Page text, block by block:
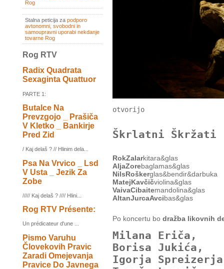
Rog
Stalna peticija za podporo
avtonomni, svobodni in
samoupravni uporabi nekdanje
tovarne Rog
Rog RTV
Radix Quadrata
Sexaginta Quattuor
PARTE 1:
Butalce Na
Prevzgojo _ Prašiča
V Kletko _ Bankirje
Pred Zid
/ Kaj delaš ? // Hlinim dela...
Psa Na Vrvico _ Lsd
V Usta _ Jezik Za
Zobe
///// Kaj delaš ? //// Hlini...
Rog RTV Présente:
Un prédicateur d'une ...
Pismo Varuhu
Človekovih Pravic
Zaradi Omejevanja
Pravice Do Javnega
otvorijo
Škrlatni Škržati
RokZalarkitara&glas
AljaZorebaglamas&glas
NilsRoškerglas&bendir&darbuka
MatejKavčičviolina&glas
VaivaCibaitemandolina&glas
AltanJurcaAvcibas&glas
Po koncertu bo dražba likovnih
Milana Eriča,
Borisa Jukića,
Igorja